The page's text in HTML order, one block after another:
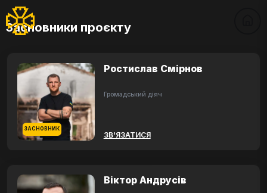
Засновники проєкту
ЗАСНОВНИК
Ростислав Смірнов
Громадський діяч
ЗВ'ЯЗАТИСЯ
Віктор Андрусів